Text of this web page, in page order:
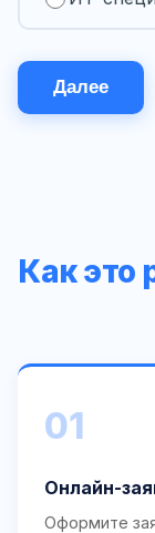
Далее
Как это
01
Онлайн-
Оформите